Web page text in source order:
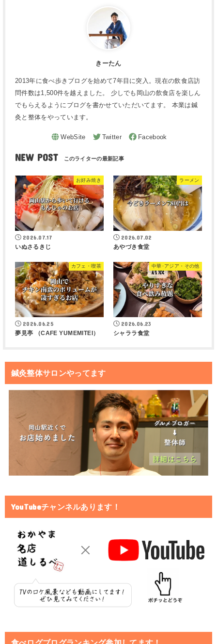
きーたん
2013年に食べ歩きブログを始めて7年目に突入。現在の飲食店訪
問件数は1,500件を越えました。 少しでも岡山の飲食店を楽しん
でもらえるようにブログを書かせていただいてます。 本業は鍼
灸と整体をやっています。
NEW POST
お好み焼き
2026.07.17
いぬさるきじ
ラーメン
2026.07.02
あやづき食堂
カフェ・喫茶
2026.06.25
夢見亭 （CAFE YUMEMITEI）
中華･アジア・その他
2026.06.23
シャララ食堂
鍼灸整体サロンやってます
YouTubeチャンネルあります！